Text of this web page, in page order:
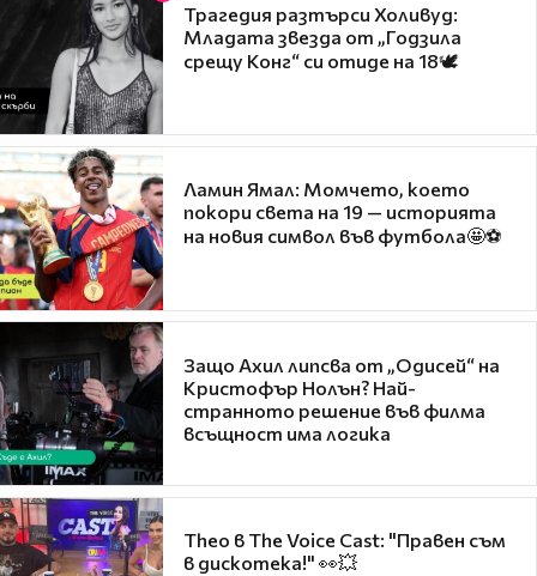
Трагедия разтърси Холивуд:
Младата звезда от „Годзила
срещу Конг“ си отиде на 18🕊️
Ламин Ямал: Момчето, което
покори света на 19 — историята
на новия символ във футбола🤩⚽
Защо Ахил липсва от „Одисей“ на
Кристофър Нолън? Най-
странното решение във филма
всъщност има логика
Theo в The Voice Cast: "Правен съм
в дискотека!" 👀💥